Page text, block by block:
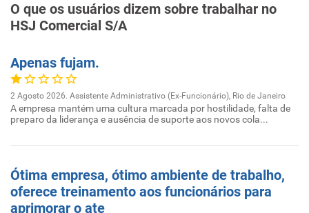
O que os usuários dizem sobre trabalhar no
HSJ Comercial S/A
Apenas fujam.
2 Agosto 2026. Assistente Administrativo (Ex-Funcionário), Rio de Janeiro
A empresa mantém uma cultura marcada por hostilidade, falta de
preparo da liderança e ausência de suporte aos novos cola...
Ótima empresa, ótimo ambiente de trabalho,
oferece treinamento aos funcionários para
aprimorar o ate